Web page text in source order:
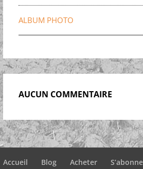
ALBUM PHOTO
AUCUN COMMENTAIRE
Accueil Blog Acheter